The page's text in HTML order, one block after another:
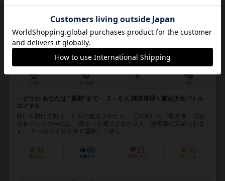
No.
コドクのロンド
Dance with LastOne
－どうか あなたは ”最期”まで－ ２～６人 陣営推理ｘ魔法少女バトル
ロイヤル
願いを賭けて戦う、５人の魔法少女たち。 この戦いの「監視者」であ
る各プレイヤーには、 護るべき魔法少女が２人、秘密裏に定められま
す。 ５つのダイスが示す運命に干渉し、 ...
35
興味あり
60
経験あり
21
お気に入り
52
持ってる